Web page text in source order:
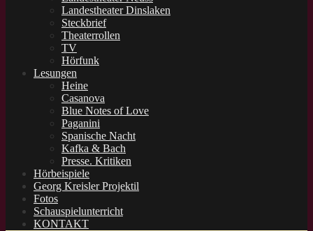
Landestheater Dinslaken
Steckbrief
Theaterrollen
TV
Hörfunk
Lesungen
Heine
Casanova
Blue Notes of Love
Paganini
Spanische Nacht
Kafka & Bach
Presse. Kritiken
Hörbeispiele
Georg Kreisler Projektil
Fotos
Schauspielunterricht
KONTAKT